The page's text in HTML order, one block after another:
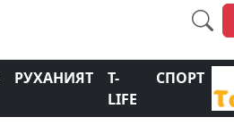
РУХАНИЯТ
T-
LIFE
СПОРТ